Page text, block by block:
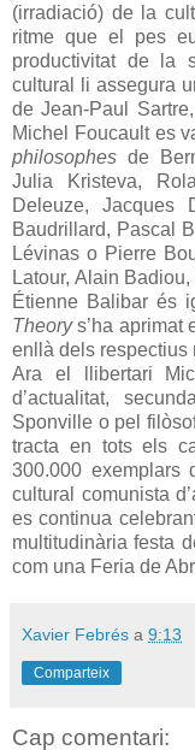
(irradiació) de la
ritme que el pes
productivitat de la
cultural li assegura
de Jean-Paul
Michel Foucault es
philosophes de
Julia Kristeva,
Deleuze, Jacques
Baudrillard, Pascal
Lévinas o Pierre
Latour, Alain
Étienne Balibar és
Theorys’ha aprimat
enllà dels respectius
Ara el llibertari
d’actualitat,
Sponville o pel
tracta en tots els
300.000 exemplars
cultural comunista
es continua
multitudinària festa
com una Feria de
Xavier Febrés a 9:13
Comparteix
Cap comentari: